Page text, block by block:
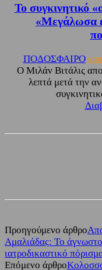
Το συγκινητικό
«Μεγάλωσα
ΠΟΔΟΣΦΑΙΡΟ
Ο Μιλάν Βιτάλις
λεπτά μετά την
Προηγούμενο άρθρο
Αμαλιάδας: Το άγνωστο
ιατροδικαστικό
Επόμενο άρθρο